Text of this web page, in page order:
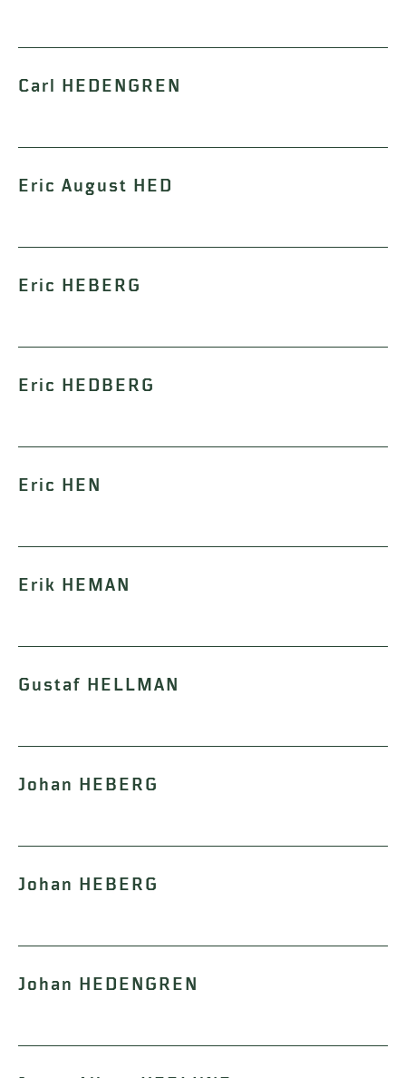
Carl HEDENGREN
Eric August HED
Eric HEBERG
Eric HEDBERG
Eric HEN
Erik HEMAN
Gustaf HELLMAN
Johan HEBERG
Johan HEBERG
Johan HEDENGREN